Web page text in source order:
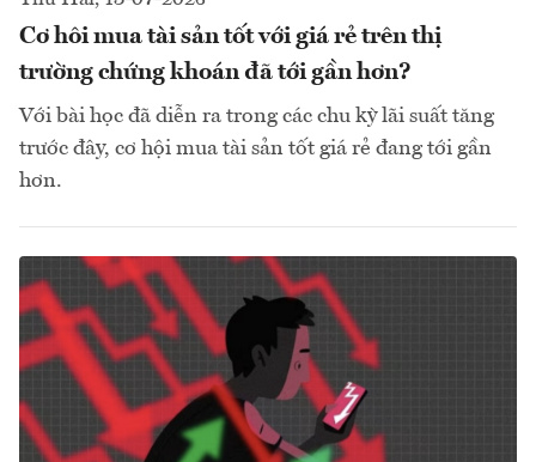
Cơ hôi mua tài sản tốt với giá rẻ trên thị
trường chứng khoán đã tới gần hơn?
Với bài học đã diễn ra trong các chu kỳ lãi suất tăng
trước đây, cơ hội mua tài sản tốt giá rẻ đang tới gần
hơn.